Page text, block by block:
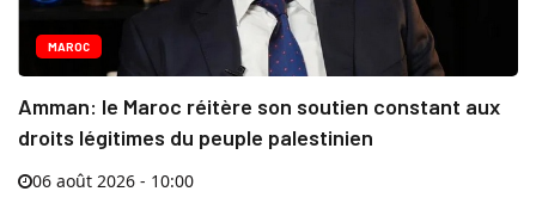
MAROC
Amman: le Maroc réitère son soutien constant aux
droits légitimes du peuple palestinien
06 août 2026 - 10:00